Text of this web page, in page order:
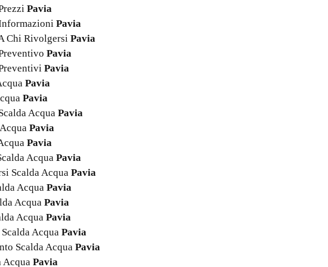
Pavia
Pavia
Chi Rivolgersi Pavia
Pavia
Pavia
Pavia
Pavia
Acqua Pavia
Pavia
Pavia
Acqua Pavia
Scalda Acqua Pavia
Acqua Pavia
Acqua Pavia
Acqua Pavia
Acqua Pavia
Scalda Acqua Pavia
Acqua Pavia